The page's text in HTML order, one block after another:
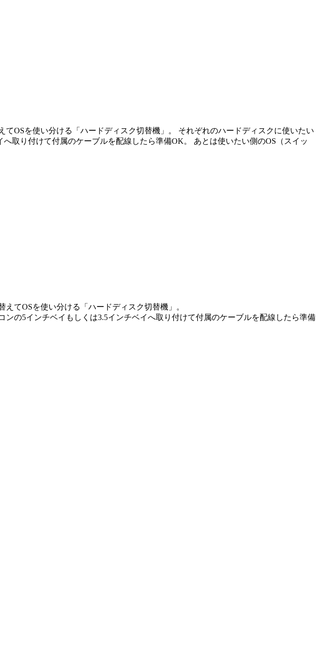
OSを使い分ける「ハードディスク切替機」。 それぞれのハードディスクに使いたい
取り付けて付属のケーブルを配線したら準備OK。 あとは使いたい側のOS（スイッ
てOSを使い分ける「ハードディスク切替機」。
の5インチベイもしくは3.5インチベイへ取り付けて付属のケーブルを配線したら準備